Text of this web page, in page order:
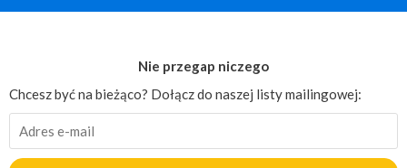
Nie przegap niczego
Chcesz być na bieżąco? Dołącz do naszej listy mailingowej: